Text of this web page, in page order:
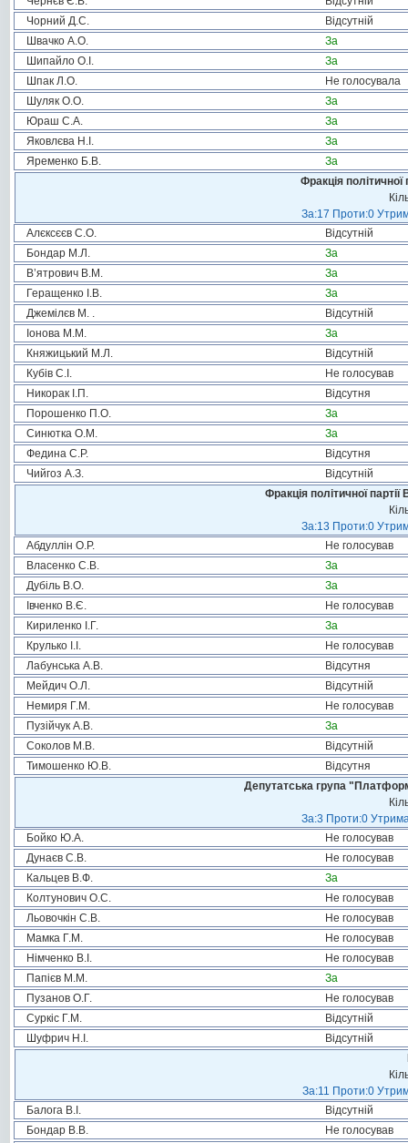
Чорний Д.С.
Відсутній
Швачко А.О.
За
Шипайло О.І.
За
Шпак Л.О.
Не голосувала
Шуляк О.О.
За
Юраш С.А.
За
Яковлєва Н.І.
За
Яременко Б.В.
За
Фракція
За:17 Проти:0
Алєксєєв С.О.
Відсутній
Бондар М.Л.
За
В’ятрович В.М.
За
Геращенко І.В.
За
Джемілєв М. .
Відсутній
Іонова М.М.
За
Княжицький М.Л.
Відсутній
Кубів С.І.
Не голосував
Никорак І.П.
Відсутня
Порошенко П.О.
За
Синютка О.М.
За
Федина С.Р.
Відсутня
Чийгоз А.З.
Відсутній
Фракція політичної
За:13 Проти:0
Абдуллін О.Р.
Не голосував
Власенко С.В.
За
Дубіль В.О.
За
Івченко В.Є.
Не голосував
Кириленко І.Г.
За
Крулько І.І.
Не голосував
Лабунська А.В.
Відсутня
Мейдич О.Л.
Відсутній
Немиря Г.М.
Не голосував
Пузійчук А.В.
За
Соколов М.В.
Відсутній
Тимошенко Ю.В.
Відсутня
Депутатська група
За:3 Проти:0
Бойко Ю.А.
Не голосував
Дунаєв С.В.
Не голосував
Кальцев В.Ф.
За
Колтунович О.С.
Не голосував
Льовочкін С.В.
Не голосував
Мамка Г.М.
Не голосував
Німченко В.І.
Не голосував
Папієв М.М.
За
Пузанов О.Г.
Не голосував
Суркіс Г.М.
Відсутній
Шуфрич Н.І.
Відсутній
За:11 Проти:0
Балога В.І.
Відсутній
Бондар В.В.
Не голосував